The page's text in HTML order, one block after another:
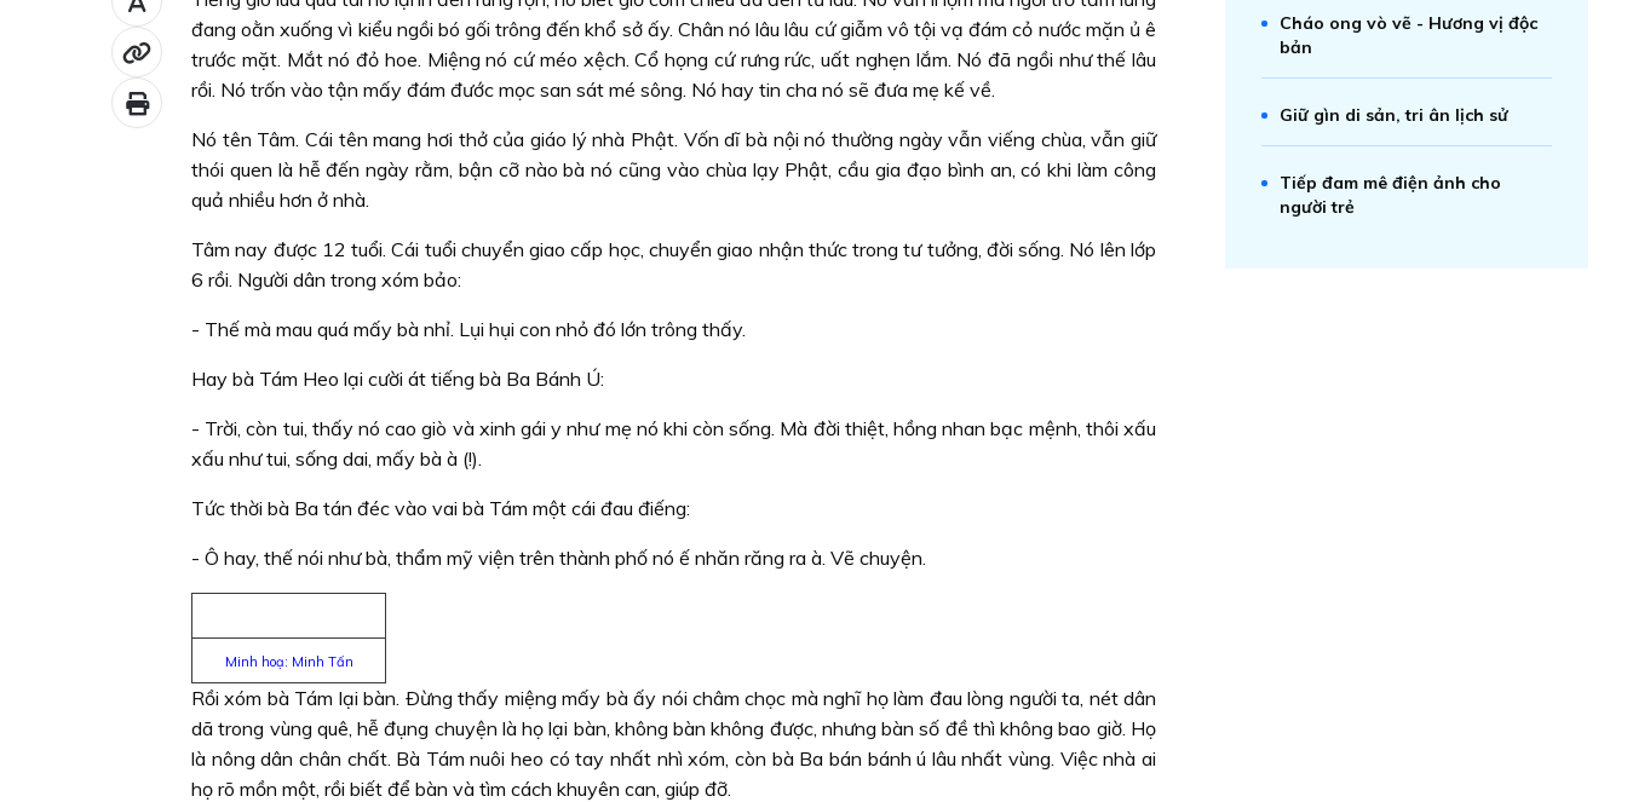
đang oằn xuống vì kiểu ngồi bó gối trông đến khổ sở ấy. Chân nó lâu lâu cứ giẫm vô tội vạ đám cỏ nước mặn ủ ê
trước mặt. Mắt nó đỏ hoe. Miệng nó cứ méo xệch. Cổ họng cứ rưng rức, uất nghẹn lắm. Nó đã ngồi như thế lâu
rồi. Nó trốn vào tận mấy đám đước mọc san sát mé sông. Nó hay tin cha nó sẽ đưa mẹ kế về.
Nó tên Tâm. Cái tên mang hơi thở của giáo lý nhà Phật. Vốn dĩ bà nội nó thường ngày vẫn viếng chùa, vẫn giữ
thói quen là hễ đến ngày rằm, bận cỡ nào bà nó cũng vào chùa lạy Phật, cầu gia đạo bình an, có khi làm công
quả nhiều hơn ở nhà.
Tâm nay được 12 tuổi. Cái tuổi chuyển giao cấp học, chuyển giao nhận thức trong tư tưởng, đời sống. Nó lên lớp
6 rồi. Người dân trong xóm bảo:
- Thế mà mau quá mấy bà nhỉ. Lụi hụi con nhỏ đó lớn trông thấy.
Hay bà Tám Heo lại cười át tiếng bà Ba Bánh Ú:
- Trời, còn tui, thấy nó cao giò và xinh gái y như mẹ nó khi còn sống. Mà đời thiệt, hồng nhan bạc mệnh, thôi xấu
xấu như tui, sống dai, mấy bà à (!).
Tức thời bà Ba tán đéc vào vai bà Tám một cái đau điếng:
- Ô hay, thế nói như bà, thẩm mỹ viện trên thành phố nó ế nhăn răng ra à. Vẽ chuyện.
Minh hoạ: Minh Tấn
Rồi xóm bà Tám lại bàn. Ðừng thấy miệng mấy bà ấy nói châm chọc mà nghĩ họ làm đau lòng người ta, nét dân
dã trong vùng quê, hễ đụng chuyện là họ lại bàn, không bàn không được, nhưng bàn số đề thì không bao giờ. Họ
là nông dân chân chất. Bà Tám nuôi heo có tay nhất nhì xóm, còn bà Ba bán bánh ú lâu nhất vùng. Việc nhà ai
họ rõ mồn một, rồi biết để bàn và tìm cách khuyên can, giúp đỡ.
Cháo ong vò vẽ - Hương vị độc
bản
Giữ gìn di sản, tri ân lịch sử
Tiếp đam mê điện ảnh cho
người trẻ